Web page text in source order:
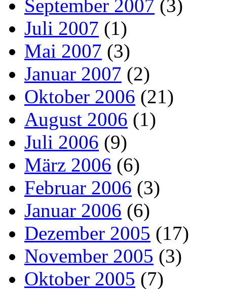
September 2007 (3)
Juli 2007 (1)
Mai 2007 (3)
Januar 2007 (2)
Oktober 2006 (21)
August 2006 (1)
Juli 2006 (9)
März 2006 (6)
Februar 2006 (3)
Januar 2006 (6)
Dezember 2005 (17)
November 2005 (3)
Oktober 2005 (7)